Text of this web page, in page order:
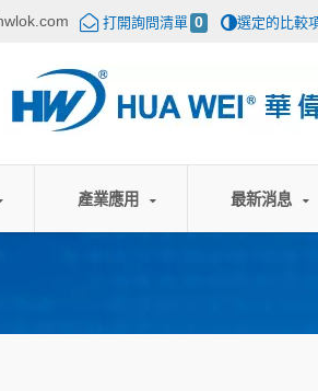
打開詢問清單 0 選定的比較
產業應用 最新消息